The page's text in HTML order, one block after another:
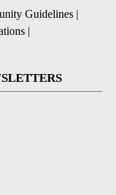
Guidelines |
|